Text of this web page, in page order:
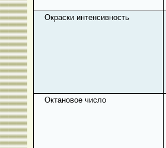
Окраски интенсивность
Октановое число